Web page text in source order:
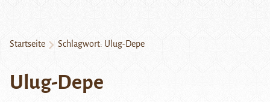
Startseite Schlagwort: Ulug-Depe
Ulug-Depe